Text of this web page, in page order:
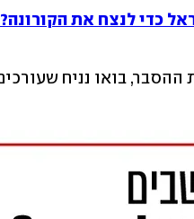
כדי לנצח את הקורונה?